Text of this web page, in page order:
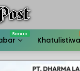
Khatulistiwa